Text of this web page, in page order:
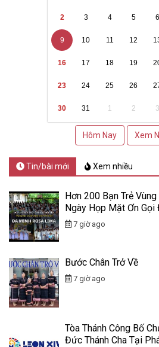
2 3 4 5 6
9 10 11 12
16 17 18 19
23 24 25 26
30 31 1 2 3
Hôm Nay Xem
Tin/bài mới Xem nhiều
Hơn 200 Bạn Trẻ
Ngày Họp Mặt Ơn
7 giờ ago
Bước Chân Trở Về
7 giờ ago
Tòa Thánh Công Bố
Đức Thánh Cha Tại